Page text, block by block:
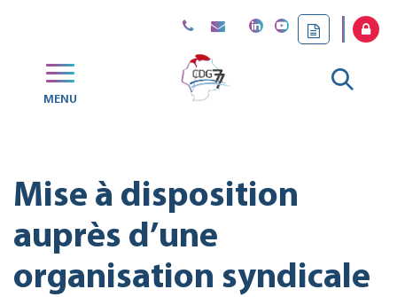
MENU
Aller
Mise à disposition
auprès d’une
organisation syndicale